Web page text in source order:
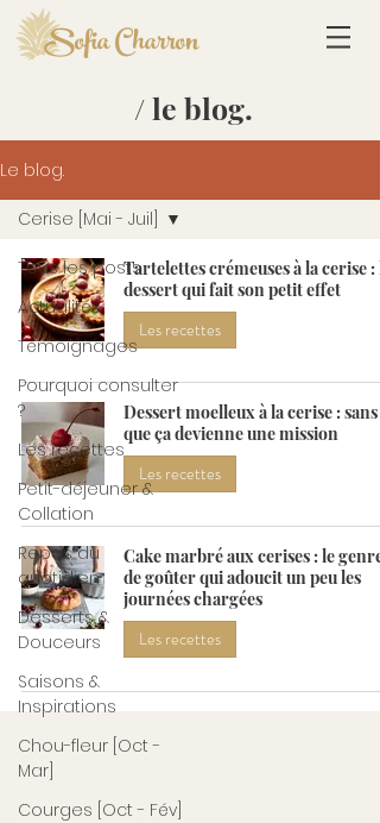
Sofia Charron
/ le blog.
Le blog.
Tous les posts
Actualités
Témoignages
Pourquoi consulter
?
Les recettes
Petit-déjeuner &
Collation
Repas du
quotidien
Desserts &
Douceurs
Saisons &
Inspirations
Chou-fleur [Oct -
Mar]
Courges [Oct - Fév]
Cerise [Mai - Juil]
Tartelettes crémeuses à la cerise : le
dessert qui fait son petit effet
Les recettes
Dessert moelleux à la cerise : sans
que ça devienne une mission
Les recettes
Cake marbré aux cerises : le genre
de goûter qui adoucit un peu les
journées chargées
Les recettes